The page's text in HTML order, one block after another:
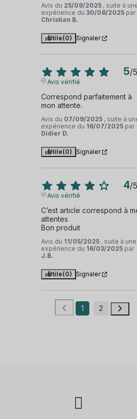
Avis du 25/09/2025 , suite à
expérience du 30/08/2025 par
Christian B.
Utile(0) Signaler
5/5
Avis vérifié
Correspond parfaitement à
mon attente.
Avis du 07/09/2025 , suite à
expérience du 16/07/2025 par
Didier D.
Utile(0) Signaler
4/5
Avis vérifié
C’est article correspond à
attentes
Bon produit
Avis du 11/05/2025 , suite à une
expérience du 16/03/2025 par
J.B.
Utile(0) Signaler
1 2